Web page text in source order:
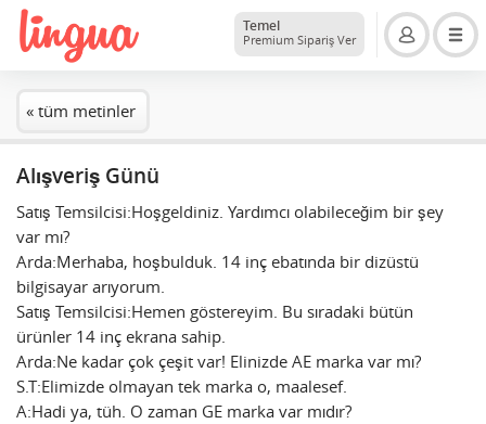
Temel
Premium Sipariş Ver
« tüm metinler
Alışveriş Günü
Satış Temsilcisi:Hoşgeldiniz. Yardımcı olabileceğim bir şey
var mı?
Arda:Merhaba, hoşbulduk. 14 inç ebatında bir dizüstü
bilgisayar arıyorum.
Satış Temsilcisi:Hemen göstereyim. Bu sıradaki bütün
ürünler 14 inç ekrana sahip.
Arda:Ne kadar çok çeşit var! Elinizde AE marka var mı?
S.T:Elimizde olmayan tek marka o, maalesef.
A:Hadi ya, tüh. O zaman GE marka var mıdır?